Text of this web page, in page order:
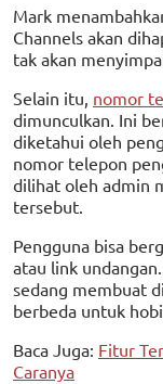
Mark
Channels akan
tak akan
Selain itu, nomor
dimunculkan. Ini
diketahui oleh
nomor telepon
dilihat oleh admin
tersebut.
Pengguna bisa
atau link
sedang membuat
berbeda untuk
Baca Juga: Fitur
Caranya